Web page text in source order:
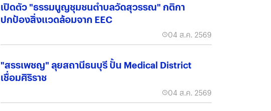
เปิดตัว "ธรรมนูญชุมชนตำบลวัดสุวรรณ" กติกา
ปกป้องสิ่งแวดล้อมจาก EEC
04 ส.ค. 2569
"สรรเพชญ" ลุยสถานีธนบุรี ปั้น Medical District
เชื่อมศิริราช
04 ส.ค. 2569